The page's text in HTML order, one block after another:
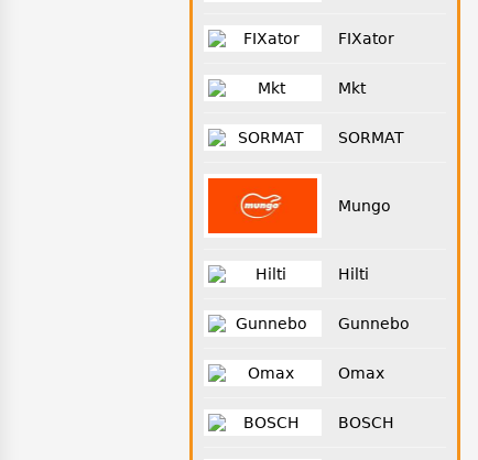
FIXator
Mkt
SORMAT
Mungo
Hilti
Gunnebo
Omax
BOSCH